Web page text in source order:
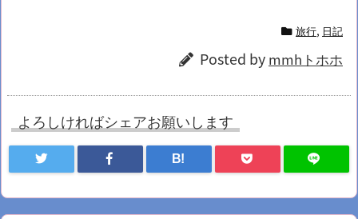
旅行, 日記
Posted by mmhトホホ
よろしければシェアお願いします
B!